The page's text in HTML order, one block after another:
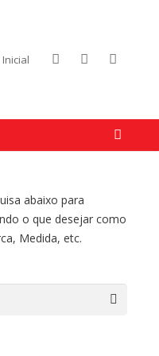
abaixo para
o que desejar como
Medida, etc.